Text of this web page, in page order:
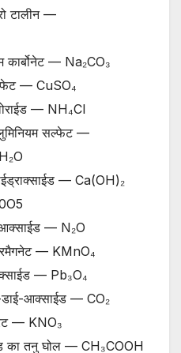
टालीन —
कार्बोनेट — Na₂CO₃
— CuSO₄
— NH₄Cl
सल्फेट —
— Ca(OH)₂
— N₂O
— KMnO₄
— Pb₃O₄
डाई-आक्साईड — CO₂
— KNO₃
का तनु घोल — CH₃COOH